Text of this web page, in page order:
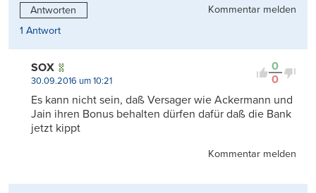
Antworten
Kommentar melden
1 Antwort
0
0
SOX
30.09.2016 um 10:21
Es kann nicht sein, daß Versager wie Ackermann und
Jain ihren Bonus behalten dürfen dafür daß die Bank
jetzt kippt
Kommentar melden